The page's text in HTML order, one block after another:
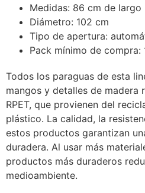
Medidas: 86 cm de largo
Diámetro: 102 cm
Tipo de apertura:
Pack mínimo de compra:
Todos los paraguas de esta
mangos y detalles de madera
RPET, que provienen del
plástico. La calidad, la
estos productos garantizan
duradera. Al usar más
productos más duraderos
medioambiente.